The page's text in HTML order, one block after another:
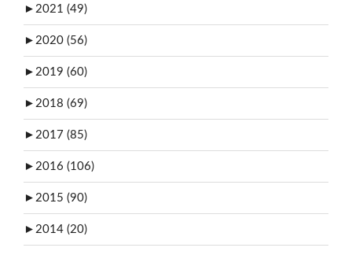
► 2021 (49)
► 2020 (56)
► 2019 (60)
► 2018 (69)
► 2017 (85)
► 2016 (106)
► 2015 (90)
► 2014 (20)